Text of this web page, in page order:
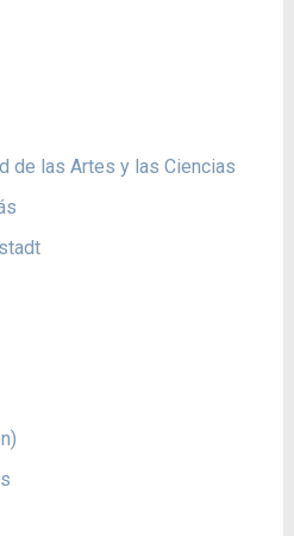
de las Artes y las Ciencias